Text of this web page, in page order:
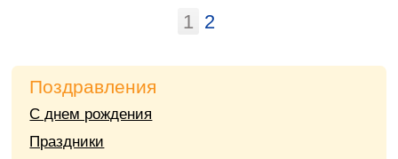
1 2
Поздравления
С днем рождения
Праздники